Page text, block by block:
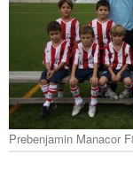
Prebenjamin Manacor